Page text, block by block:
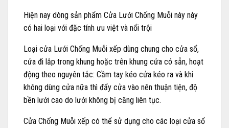
Hiện nay dòng sản phẩm Cửa Lưới Chống Muỗi này này
có hai loại với đặc tính ưu việt và nổi trội
Loại cửa Lưới Chống Muỗi xếp dùng chung cho cửa sổ,
cửa đi lắp trong khung hoặc trên khung cửa có sẵn, hoạt
động theo nguyên tắc: Cầm tay kéo cửa kéo ra và khi
không dùng cửa nữa thì đẩy cửa vào nên thuận tiện, độ
bền lưới cao do lưới không bị căng liên tục.
Cửa Chống Muỗi xếp có thể sử dụng cho các loại cửa sổ